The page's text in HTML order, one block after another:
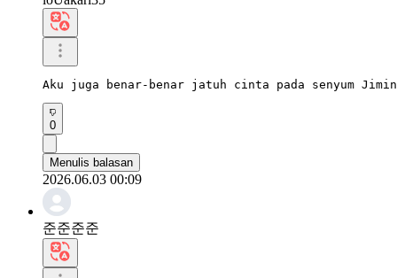
Aku juga benar-benar jatuh cinta pada senyum
0
Menulis balasan
2026.06.03 00:09
준준준준